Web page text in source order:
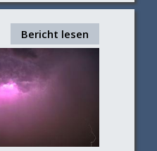
Bericht lesen